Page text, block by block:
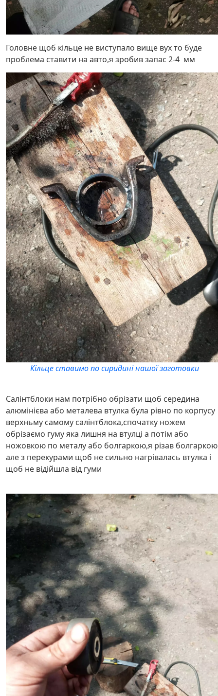
Головне щоб кільце не виступало вище вух то буде
проблема ставити на авто,я зробив запас 2-4 мм
Кільце ставимо по сиридині нашої заготовки
Салінтблоки нам потрібно обрізати щоб середина
алюмінієва або металева втулка була рівно по корпусу
верхньму самому салінтблока,спочатку ножем
обрізаємо гуму яка лишня на втулці а потім або
ножовкою по металу або болгаркою,я різав болгаркою
але з перекурами щоб не сильно нагрівалась втулка і
щоб не відійшла від гуми